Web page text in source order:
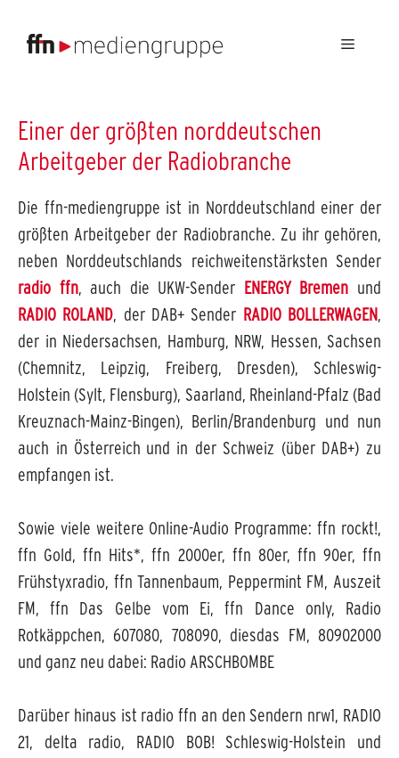
Einer der größten norddeutschen
Arbeitgeber der Radiobranche
Die ffn-mediengruppe ist in Norddeutschland einer der
größten Arbeitgeber der Radiobranche. Zu ihr gehören,
neben Norddeutschlands reichweitenstärksten Sender
radio ffn, auch die UKW-Sender ENERGY Bremen und
RADIO ROLAND, der DAB+ Sender RADIO BOLLERWAGEN,
der in Niedersachsen, Hamburg, NRW, Hessen, Sachsen
(Chemnitz, Leipzig, Freiberg, Dresden), Schleswig-
Holstein (Sylt, Flensburg), Saarland, Rheinland-Pfalz (Bad
Kreuznach-Mainz-Bingen), Berlin/Brandenburg und nun
auch in Österreich und in der Schweiz (über DAB+) zu
empfangen ist.
Sowie viele weitere Online-Audio Programme: ffn rockt!,
ffn Gold, ffn Hits*, ffn 2000er, ffn 80er, ffn 90er, ffn
Frühstyxradio, ffn Tannenbaum, Peppermint FM, Auszeit
FM, ffn Das Gelbe vom Ei, ffn Dance only, Radio
Rotkäppchen, 607080, 708090, diesdas FM, 80902000
und ganz neu dabei: Radio ARSCHBOMBE
Darüber hinaus ist radio ffn an den Sendern nrw1, RADIO
21, delta radio, RADIO BOB! Schleswig-Holstein und